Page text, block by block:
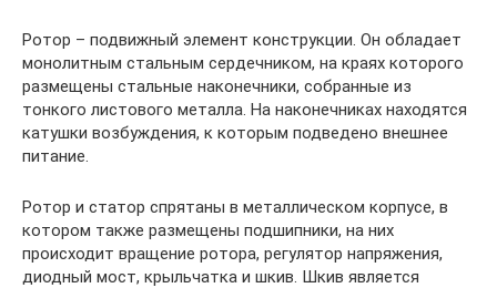
Ротор – подвижный элемент конструкции. Он обладает
монолитным стальным сердечником, на краях которого
размещены стальные наконечники, собранные из
тонкого листового металла. На наконечниках находятся
катушки возбуждения, к которым подведено внешнее
питание.
Ротор и статор спрятаны в металлическом корпусе, в
котором также размещены подшипники, на них
происходит вращение ротора, регулятор напряжения,
диодный мост, крыльчатка и шкив. Шкив является